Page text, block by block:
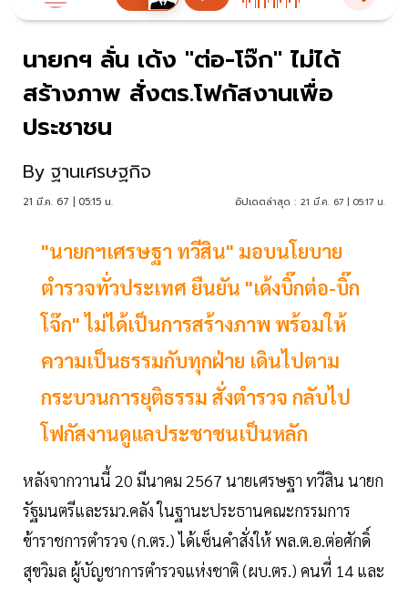
นายกฯ ลั่น เด้ง "ต่อ-โจ๊ก" ไม่ได้
สร้างภาพ สั่งตร.โฟกัสงานเพื่อ
ประชาชน
By ฐานเศรษฐกิจ
21 มี.ค. 67 | 05:15 น. อัปเดตล่าสุด : 21 มี.ค. 67 | 05:17 น.
"นายกฯเศรษฐา ทวีสิน" มอบนโยบาย
ตำรวจทั่วประเทศ ยืนยัน "เด้งบิ๊กต่อ-บิ๊ก
โจ๊ก" ไม่ได้เป็นการสร้างภาพ พร้อมให้
ความเป็นธรรมกับทุกฝ่าย เดินไปตาม
กระบวนการยุติธรรม สั่งตำรวจ กลับไป
โฟกัสงานดูแลประชาชนเป็นหลัก
หลังจากวานนี้ 20 มีนาคม 2567 นายเศรษฐา ทวีสิน นายก
รัฐมนตรีและรมว.คลัง ในฐานะประธานคณะกรรมการ
ข้าราชการตำรวจ (ก.ตร.) ได้เซ็นคำสั่งให้ พล.ต.อ.ต่อศักดิ์
สุขวิมล ผู้บัญชาการตำรวจแห่งชาติ (ผบ.ตร.) คนที่ 14 และ